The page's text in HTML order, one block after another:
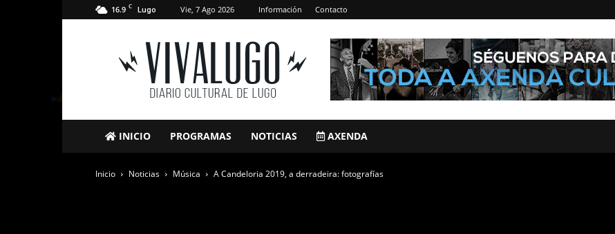
16.9 C Lugo Vie, 7 Ago 2026 Información Contacto
VivaLugo
INICIO PROGRAMAS NOTICIAS AXENDA
Inicio Noticias Música A Candeloria 2019, a derradeira: fotografías